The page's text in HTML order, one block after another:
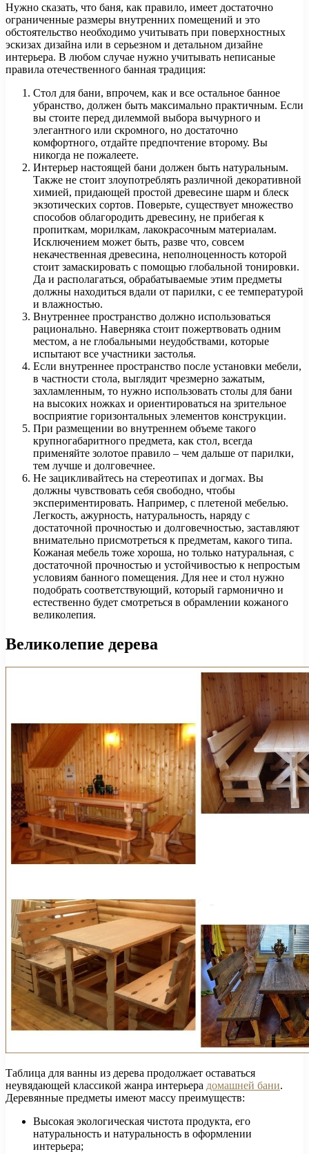
Нужно сказать, что баня, как правило, имеет достаточно
ограниченные размеры внутренних помещений и это
обстоятельство необходимо учитывать при поверхностных
эскизах дизайна или в серьезном и детальном дизайне
интерьера. В любом случае нужно учитывать неписаные
правила отечественного банная традиция:
Стол для бани, впрочем, как и все остальное банное
убранство, должен быть максимально практичным. Если
вы стоите перед дилеммой выбора вычурного и
элегантного или скромного, но достаточно
комфортного, отдайте предпочтение второму. Вы
никогда не пожалеете.
Интерьер настоящей бани должен быть натуральным.
Также не стоит злоупотреблять различной декоративной
химией, придающей простой древесине шарм и блеск
экзотических сортов. Поверьте, существует множество
способов облагородить древесину, не прибегая к
пропиткам, морилкам, лакокрасочным материалам.
Исключением может быть, разве что, совсем
некачественная древесина, неполноценность которой
стоит замаскировать с помощью глобальной тонировки.
Да и располагаться, обрабатываемые этим предметы
должны находиться вдали от парилки, с ее температурой
и влажностью.
Внутреннее пространство должно использоваться
рационально. Наверняка стоит пожертвовать одним
местом, а не глобальными неудобствами, которые
испытают все участники застолья.
Если внутреннее пространство после установки мебели,
в частности стола, выглядит чрезмерно зажатым,
захламленным, то нужно использовать столы для бани
на высоких ножках и ориентироваться на зрительное
восприятие горизонтальных элементов конструкции.
При размещении во внутреннем объеме такого
крупногабаритного предмета, как стол, всегда
применяйте золотое правило – чем дальше от парилки,
тем лучше и долговечнее.
Не зацикливайтесь на стереотипах и догмах. Вы
должны чувствовать себя свободно, чтобы
экспериментировать. Например, с плетеной мебелью.
Легкость, ажурность, натуральность, наряду с
достаточной прочностью и долговечностью, заставляют
внимательно присмотреться к предметам, какого типа.
Кожаная мебель тоже хороша, но только натуральная, с
достаточной прочностью и устойчивостью к непростым
условиям банного помещения. Для нее и стол нужно
подобрать соответствующий, который гармонично и
естественно будет смотреться в обрамлении кожаного
великолепия.
Великолепие дерева
Таблица для ванны из дерева продолжает оставаться
неувядающей классикой жанра интерьера домашней бани.
Деревянные предметы имеют массу преимуществ:
Высокая экологическая чистота продукта, его
натуральность и натуральность в оформлении
интерьера;